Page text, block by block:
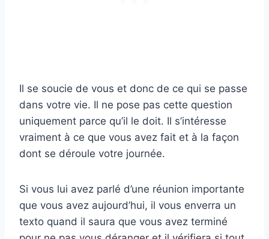
Il se soucie de vous et donc de ce qui se passe
dans votre vie. Il ne pose pas cette question
uniquement parce qu’il le doit. Il s’intéresse
vraiment à ce que vous avez fait et à la façon
dont se déroule votre journée.
Si vous lui avez parlé d’une réunion importante
que vous avez aujourd’hui, il vous enverra un
texto quand il saura que vous avez terminé